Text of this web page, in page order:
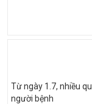
Từ ngày 1.7, nhiều
người bệnh